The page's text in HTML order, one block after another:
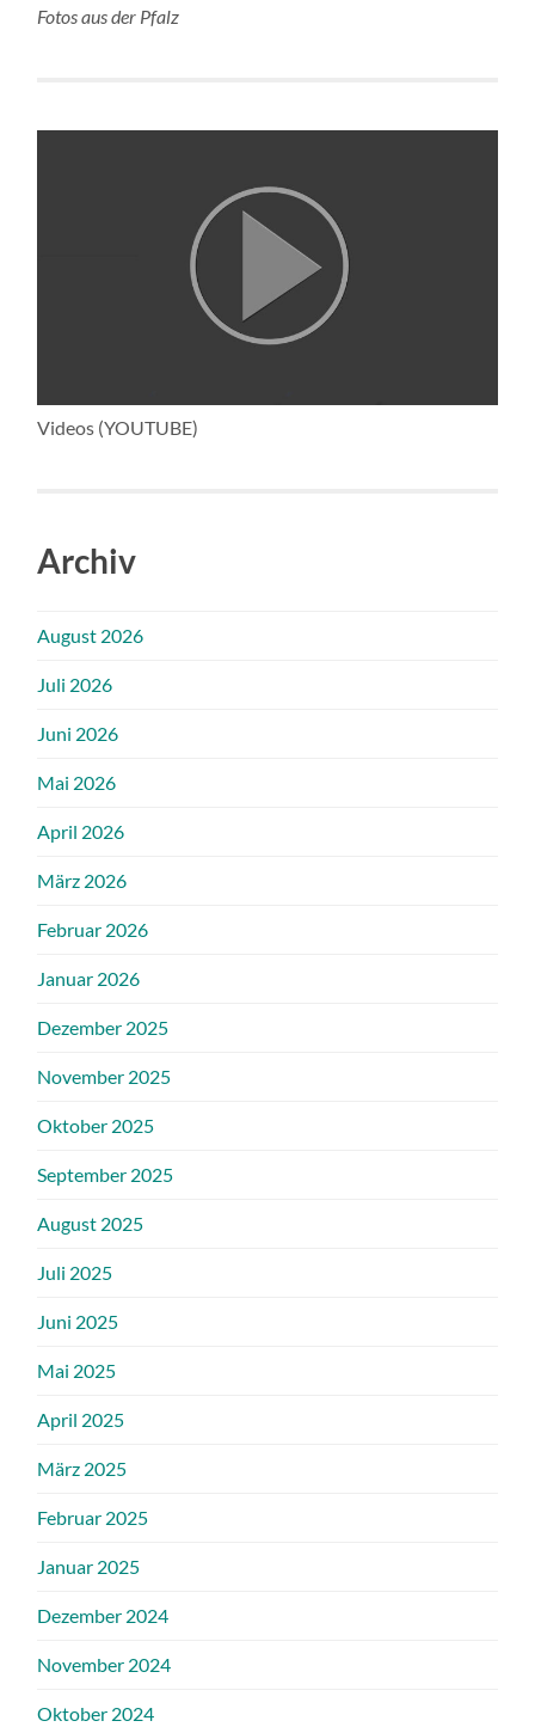
Fotos aus der Pfalz
Videos (YOUTUBE)
Archiv
August 2026
Juli 2026
Juni 2026
Mai 2026
April 2026
März 2026
Februar 2026
Januar 2026
Dezember 2025
November 2025
Oktober 2025
September 2025
August 2025
Juli 2025
Juni 2025
Mai 2025
April 2025
März 2025
Februar 2025
Januar 2025
Dezember 2024
November 2024
Oktober 2024